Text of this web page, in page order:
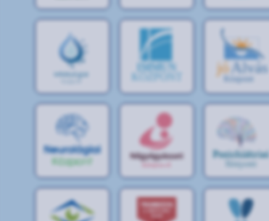
IMMUN
KÖZPONT
jó Alvás
Központ